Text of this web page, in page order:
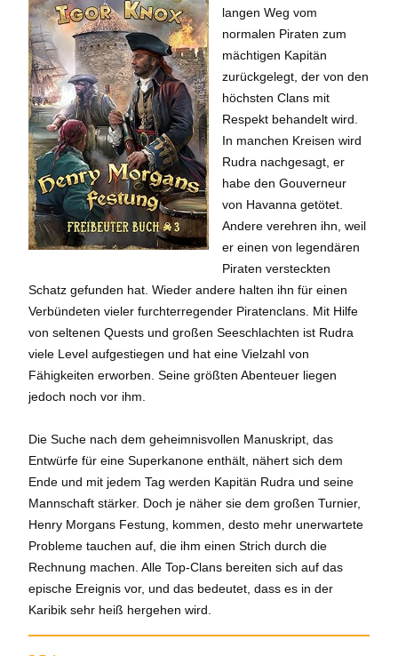
langen Weg vom
normalen Piraten zum
mächtigen Kapitän
zurückgelegt, der von den
höchsten Clans mit
Respekt behandelt wird.
In manchen Kreisen wird
Rudra nachgesagt, er
habe den Gouverneur
von Havanna getötet.
Andere verehren ihn, weil
er einen von legendären
Piraten versteckten
Schatz gefunden hat. Wieder andere halten ihn für einen
Verbündeten vieler furchterregender Piratenclans. Mit Hilfe
von seltenen Quests und großen Seeschlachten ist Rudra
viele Level aufgestiegen und hat eine Vielzahl von
Fähigkeiten erworben. Seine größten Abenteuer liegen
jedoch noch vor ihm.
Die Suche nach dem geheimnisvollen Manuskript, das
Entwürfe für eine Superkanone enthält, nähert sich dem
Ende und mit jedem Tag werden Kapitän Rudra und seine
Mannschaft stärker. Doch je näher sie dem großen Turnier,
Henry Morgans Festung, kommen, desto mehr unerwartete
Probleme tauchen auf, die ihm einen Strich durch die
Rechnung machen. Alle Top-Clans bereiten sich auf das
epische Ereignis vor, und das bedeutet, dass es in der
Karibik sehr heiß hergehen wird.